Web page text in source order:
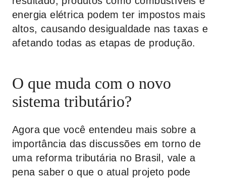
energia elétrica podem ter impostos mais
altos, causando desigualdade nas taxas e
afetando todas as etapas de produção.
O que muda com o novo
sistema tributário?
Agora que você entendeu mais sobre a
importância das discussões em torno de
uma reforma tributária no Brasil, vale a
pena saber o que o atual projeto pode